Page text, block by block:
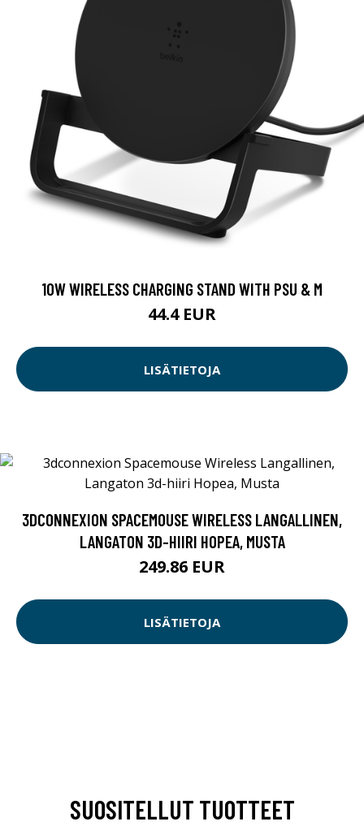
10W WIRELESS CHARGING STAND WITH PSU & M
44.4 EUR
LISÄTIETOJA
3DCONNEXION SPACEMOUSE WIRELESS LANGALLINEN,
LANGATON 3D-HIIRI HOPEA, MUSTA
249.86 EUR
LISÄTIETOJA
SUOSITELLUT TUOTTEET